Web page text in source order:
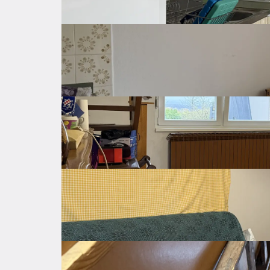
Osnovne značajke
Cijena
Cijena po kvadratu
2.655 €
Neto površina
113 ㎡
Bruto površina
413 ㎡
Ukupno katova
Godina izgradnje
1980
Posljednja renovacija
2023
Grijanje
Centralno
Prirodni plin